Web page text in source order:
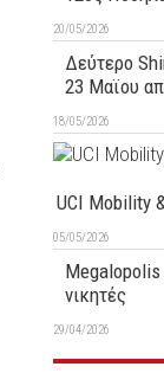
20/05/2026
Δεύτερo
23 Μαϊου
18/05/2026
UCI Mobility
05/05/2026
Megalopolis
νικητές
29/04/2026